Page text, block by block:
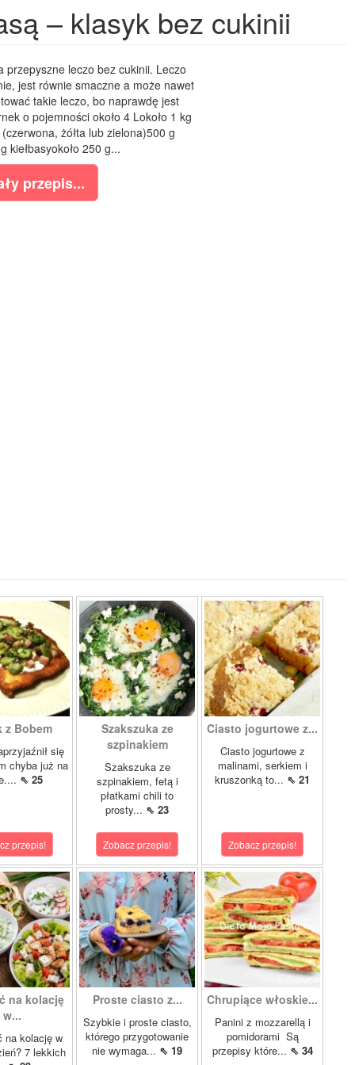
– klasyk bez cukinii
leczo bez cukinii. Leczo
jest równie smaczne a może nawet
takie leczo, bo naprawdę jest
o pojemności około 4 Lokoło 1 kg
żółta lub zielona)500 g
kiełbasyokoło 250 g...
przepis...
z Bobem
się
chyba już na
⇖ 25
przepis!
Szakszuka ze
szpinakiem
Szakszuka ze
szpinakiem, fetą i
płatkami chili to
prosty... ⇖ 23
Zobacz przepis!
Ciasto jogurtowe z...
Ciasto jogurtowe z
malinami, serkiem i
kruszonką to... ⇖ 21
Zobacz przepis!
na kolację
w...
na kolację w
7 lekkich
Proste ciasto z...
Szybkie i proste ciasto,
którego przygotowanie
nie wymaga... ⇖ 19
Chrupiące włoskie...
Panini z mozzarellą i
pomidorami Są
przepisy które... ⇖ 34